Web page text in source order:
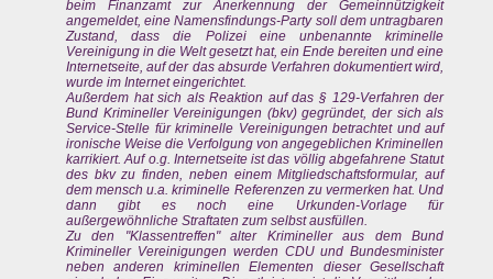
beim Finanzamt zur Anerkennung der Gemeinnützigkeit
angemeldet, eine Namensfindungs-Party soll dem untragbaren
Zustand, dass die Polizei eine unbenannte kriminelle
Vereinigung in die Welt gesetzt hat, ein Ende bereiten und eine
Internetseite, auf der das absurde Verfahren dokumentiert wird,
wurde im Internet eingerichtet.
Außerdem hat sich als Reaktion auf das § 129-Verfahren der
Bund Krimineller Vereinigungen (bkv) gegründet, der sich als
Service-Stelle für kriminelle Vereinigungen betrachtet und auf
ironische Weise die Verfolgung von angegeblichen Kriminellen
karrikiert. Auf o.g. Internetseite ist das völlig abgefahrene Statut
des bkv zu finden, neben einem Mitgliedschaftsformular, auf
dem mensch u.a. kriminelle Referenzen zu vermerken hat. Und
dann gibt es noch eine Urkunden-Vorlage für
außergewöhnliche Straftaten zum selbst ausfüllen.
Zu den "Klassentreffen" alter Krimineller aus dem Bund
Krimineller Vereinigungen werden CDU und Bundesminister
neben anderen kriminellen Elementen dieser Gesellschaft